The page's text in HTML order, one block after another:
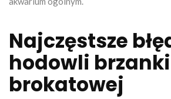
Najczęstsze
hodowli brzanki
brokatowej